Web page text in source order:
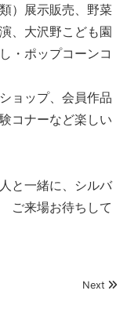
）展示販売、野菜
、大沢野こども園
・ポップコーンコ
ョップ、会員作品
コナーなど楽しい
と一緒に、シルバ
ご来場お待ちして
Next